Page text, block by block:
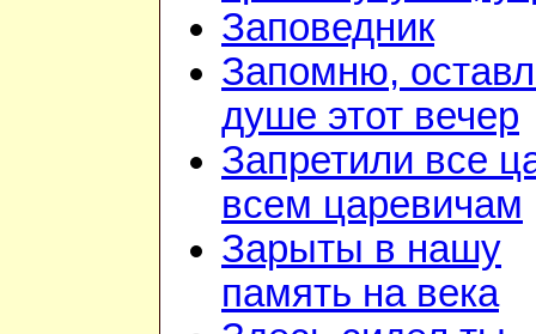
Заповедник
Запомню,
душе этот вечер
Запретили все
всем царевичам
Зарыты в нашу
память на века